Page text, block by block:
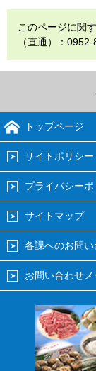
このページに
（直通）：
トップページ
サイトポリシ
プライバシーポ
サイトマップ
各課へのお問
お問い合わせ